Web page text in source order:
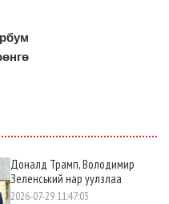
Доналд Трамп, Володимир
Зеленський нар уулзлаа
2026-07-29 11:47:03